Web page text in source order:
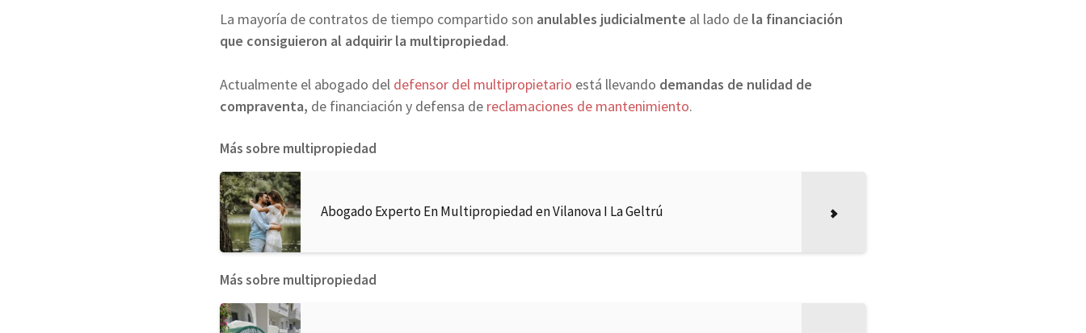
La mayoría de contratos de tiempo compartido son anulables judicialmente al lado de la financiación
que consiguieron al adquirir la multipropiedad.
Actualmente el abogado del defensor del multipropietario está llevando demandas de nulidad de
compraventa, de financiación y defensa de reclamaciones de mantenimiento.
Más sobre multipropiedad
Abogado Experto En Multipropiedad en Vilanova I La Geltrú
Más sobre multipropiedad